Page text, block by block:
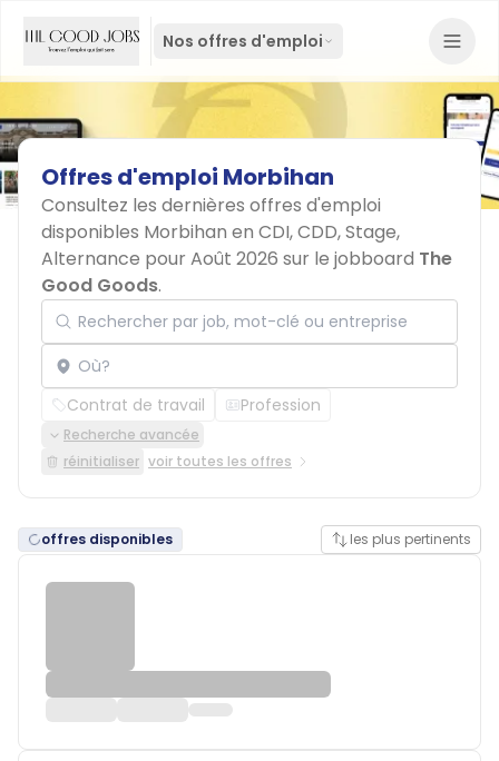
Nos offres d'emploi
Offresd'emploi Morbihan
Consultez les dernières offres d'emploi
disponibles Morbihan en CDI, CDD, Stage,
Alternance pour Août 2026 sur le jobboard The
Good Goods.
Rechercher par job, mot-clé ou entreprise
Localisation
Contrat de travail Profession
Recherche avancée
réinitialiser voir toutes les offres
offres disponibles les plus pertinents